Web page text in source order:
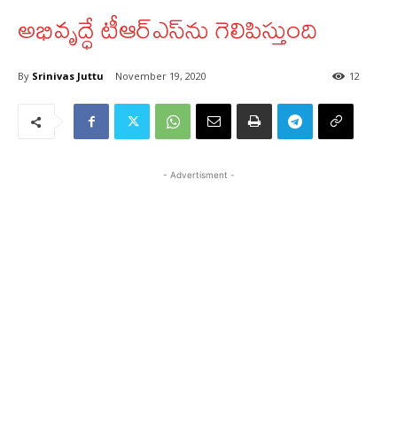
అభివృద్ధే టీఆర్‌ఎస్‌ను గెలిపిస్తుంది
By Srinivas Juttu November 19, 2020 12
- Advertisment -